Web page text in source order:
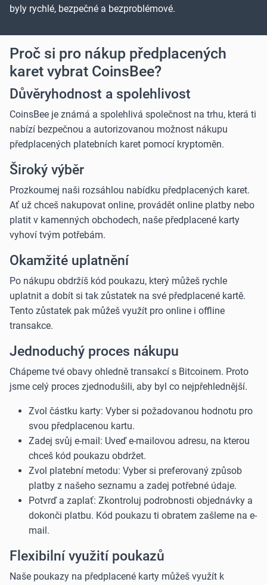
byly rychlé, bezpečné a bezproblémové.
Proč si pro nákup předplacených
karet vybrat CoinsBee?
Důvěryhodnost a spolehlivost
CoinsBee je známá a spolehlivá společnost na trhu, která ti
nabízí bezpečnou a autorizovanou možnost nákupu
předplacených platebních karet pomocí kryptoměn.
Široký výběr
Prozkoumej naši rozsáhlou nabídku předplacených karet.
Ať už chceš nakupovat online, provádět online platby nebo
platit v kamenných obchodech, naše předplacené karty
vyhoví tvým potřebám.
Okamžité uplatnění
Po nákupu obdržíš kód poukazu, který můžeš rychle
uplatnit a dobít si tak zůstatek na své předplacené kartě.
Tento zůstatek pak můžeš využít pro online i offline
transakce.
Jednoduchý proces nákupu
Chápeme tvé obavy ohledně transakcí s Bitcoinem. Proto
jsme celý proces zjednodušili, aby byl co nejpřehlednější.
Zvol částku karty: Vyber si požadovanou hodnotu pro
svou předplacenou kartu.
Zadej svůj e-mail: Uveď e-mailovou adresu, na kterou
chceš kód poukazu obdržet.
Zvol platební metodu: Vyber si preferovaný způsob
platby z našeho seznamu a zadej potřebné údaje.
Potvrď a zaplať: Zkontroluj podrobnosti objednávky a
dokonči platbu. Kód poukazu ti obratem zašleme na e-
mail.
Flexibilní využití poukazů
Naše poukazy na předplacené karty můžeš využít k